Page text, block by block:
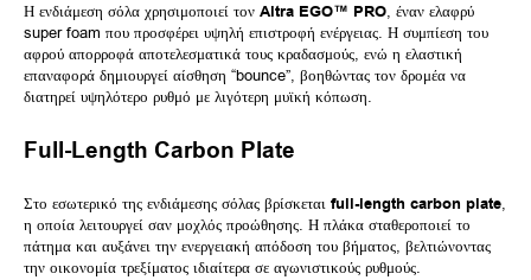
Η ενδιάμεση σόλα χρησιμοποιεί τον Altra EGO™ PRO, έναν ελαφρύ
super foam που προσφέρει υψηλή επιστροφή ενέργειας. Η συμπίεση του
αφρού απορροφά αποτελεσματικά τους κραδασμούς, ενώ η ελαστική
επαναφορά δημιουργεί αίσθηση “bounce”, βοηθώντας τον δρομέα να
διατηρεί υψηλότερο ρυθμό με λιγότερη μυϊκή κόπωση.
Full-Length Carbon Plate
Στο εσωτερικό της ενδιάμεσης σόλας βρίσκεται full-length carbon plate,
η οποία λειτουργεί σαν μοχλός προώθησης. Η πλάκα σταθεροποιεί το
πάτημα και αυξάνει την ενεργειακή απόδοση του βήματος, βελτιώνοντας
την οικονομία τρεξίματος ιδιαίτερα σε αγωνιστικούς ρυθμούς.